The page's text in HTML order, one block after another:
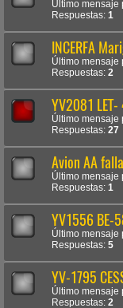
Último mensaje
Respuestas: 1
INCERFA
Último mensaje
Respuestas: 2
YV2081 LET-
Último mensaje
Respuestas: 27
Avion AA
Último mensaje
Respuestas: 1
YV1556 BE-
Último mensaje
Respuestas: 5
YV-1795
Último mensaje
Respuestas: 2